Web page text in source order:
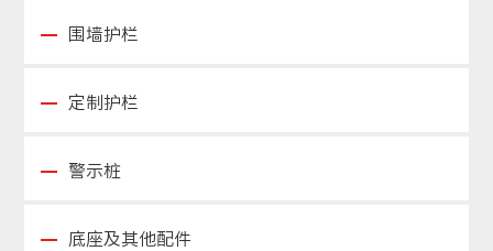
围墙护栏
定制护栏
警示桩
底座及其他配件